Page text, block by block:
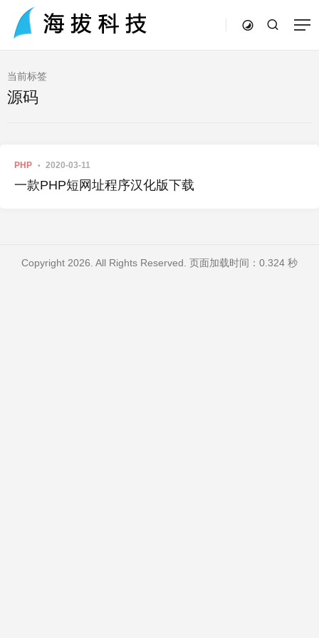
当前标签
源码
PHP 2020-03-11
一款PHP短网址程序汉化版下载
Copyright 2026. All Rights Reserved. 页面加载时间：0.324 秒